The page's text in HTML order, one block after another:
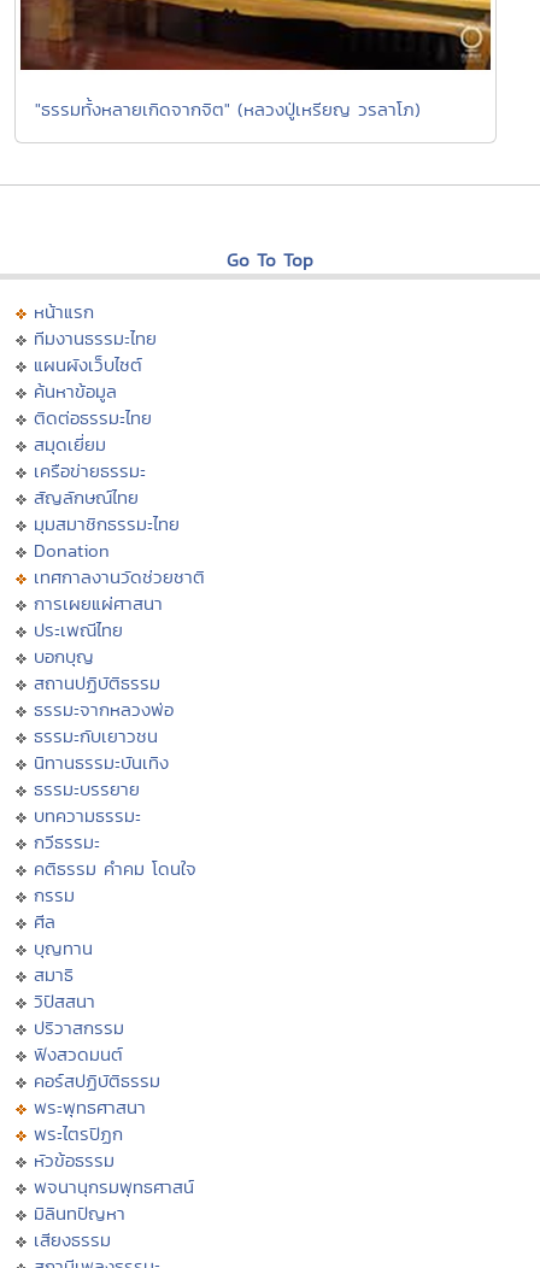
"ธรรมทั้งหลายเกิดจากจิต" (หลวงปู่เหรียญ วรลาโภ)
Go To Top
หน้าแรก
ทีมงานธรรมะไทย
แผนผังเว็บไซต์
ค้นหาข้อมูล
ติดต่อธรรมะไทย
สมุดเยี่ยม
เครือข่ายธรรมะ
สัญลักษณ์ไทย
มุมสมาชิกธรรมะไทย
Donation
เทศกาลงานวัดช่วยชาติ
การเผยแผ่ศาสนา
ประเพณีไทย
บอกบุญ
สถานปฏิบัติธรรม
ธรรมะจากหลวงพ่อ
ธรรมะกับเยาวชน
นิทานธรรมะบันเทิง
ธรรมะบรรยาย
บทความธรรมะ
กวีธรรมะ
คติธรรม คำคม โดนใจ
กรรม
ศีล
บุญทาน
สมาธิ
วิปัสสนา
ปริวาสกรรม
ฟังสวดมนต์
คอร์สปฏิบัติธรรม
พระพุทธศาสนา
พระไตรปิฏก
หัวข้อธรรม
พจนานุกรมพุทธศาสน์
มิลินทปัญหา
เสียงธรรม